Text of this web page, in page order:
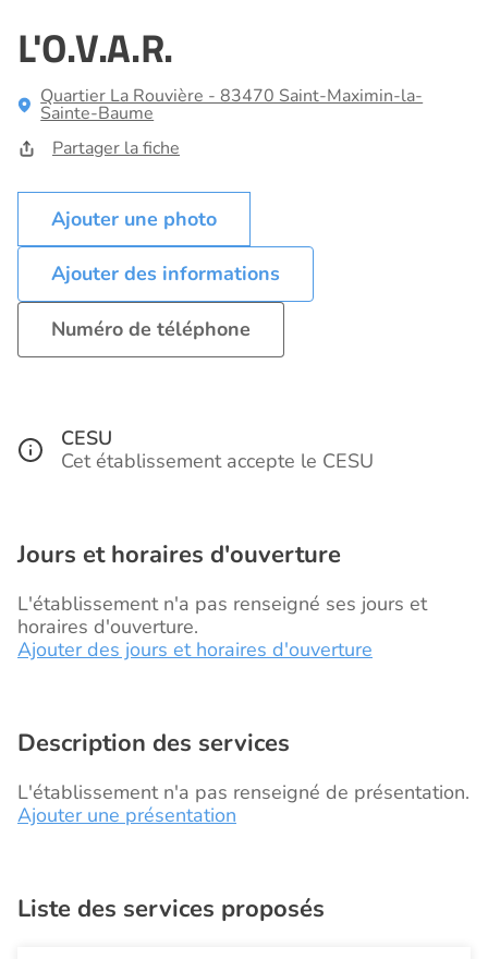
L'O.V.A.R.
Quartier La Rouvière - 83470 Saint-Maximin-la-
Sainte-Baume
Partager la fiche
Ajouter des informations
Numéro de téléphone
CESU
Cet établissement accepte le CESU
Jours et horaires d'ouverture
L'établissement n'a pas renseigné ses jours et
horaires d'ouverture.
Ajouter des jours et horaires d'ouverture
Description des services
L'établissement n'a pas renseigné de présentation.
Ajouter une présentation
Liste des services proposés